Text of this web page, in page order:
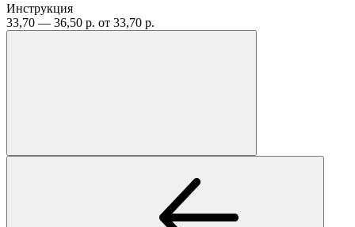
Инструкция
33,70 — 36,50 р. от 33,70 р.